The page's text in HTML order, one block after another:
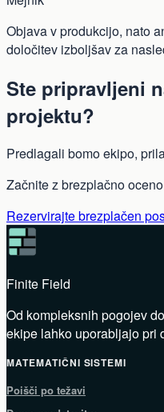
Objava v produkcijo, nato
določitev izboljšav za
Ste pripravljeni
projektu?
Predlagali bomo ekipo,
Začnite z brezplačno
Rezervirajte brezplačen
Finite Field
Od kompleksnih pogojev
ekipe lahko uporabljajo pri
MATEMATIČNI SISTEMI
Poišči po težavi